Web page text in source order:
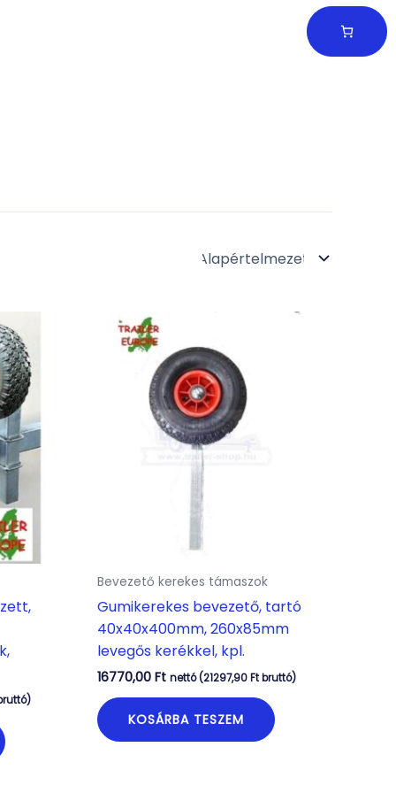
Bevezető kerekes támaszok
Gumikerekes bevezető, tartó
40x40x400mm, 260x85mm
levegős kerékkel, kpl.
16770,00Ft nettó (21297,90 Ft bruttó)
KOSÁRBA TESZEM